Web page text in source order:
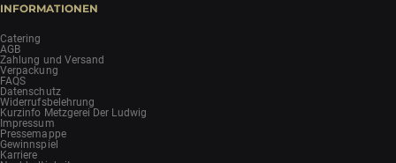
INFORMATIONEN
Catering
AGB
Zahlung und Versand
Verpackung
FAQS
Datenschutz
Widerrufsbelehrung
Kurzinfo Metzgerei Der Ludwig
Impressum
Pressemappe
Gewinnspiel
Karriere